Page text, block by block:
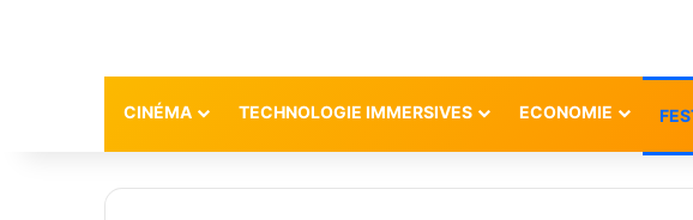
CINÉMA TECHNOLOGIE IMMERSIVES ECONOMIE